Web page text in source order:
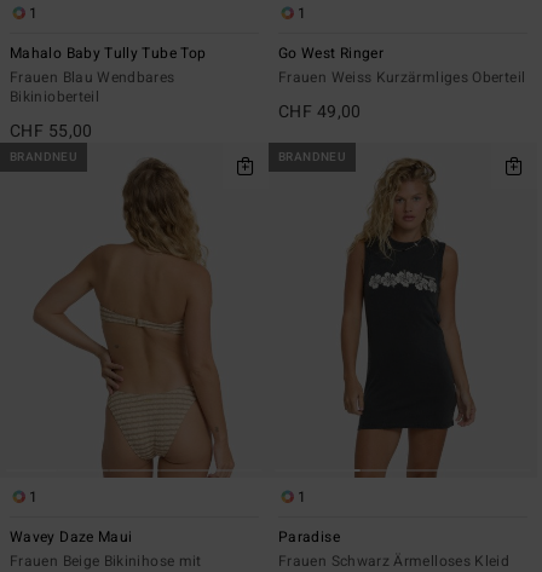
1
Mahalo Baby Tully Tube Top
Frauen Blau Wendbares
Bikinioberteil
CHF 55,00
1
Go West Ringer
Frauen Weiss Kurzärmliges Oberteil
CHF 49,00
BRANDNEU
1
Wavey Daze Maui
Frauen Beige Bikinihose mit
BRANDNEU
1
Paradise
Frauen Schwarz Ärmelloses Kleid